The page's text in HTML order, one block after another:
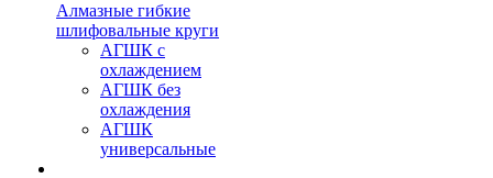
Алмазные гибкие
шлифовальные круги
АГШК с
охлаждением
АГШК без
охлаждения
АГШК
универсальные